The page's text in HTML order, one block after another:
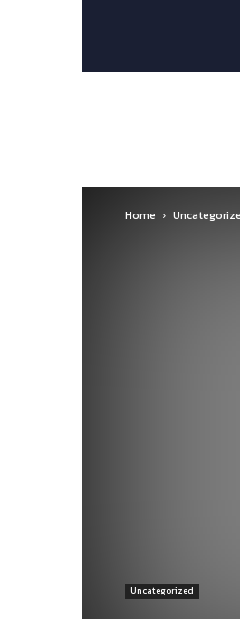
Home
Uncategorized